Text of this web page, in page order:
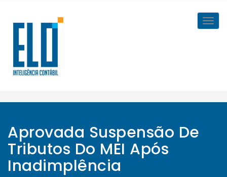
content
Aprovada Suspensão De
Tributos Do MEI Após
Inadimplência